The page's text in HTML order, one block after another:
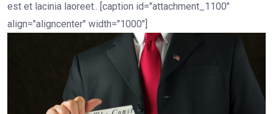
est et lacinia laoreet.. [caption id="attachment_1100"
align="aligncenter" width="1000"]